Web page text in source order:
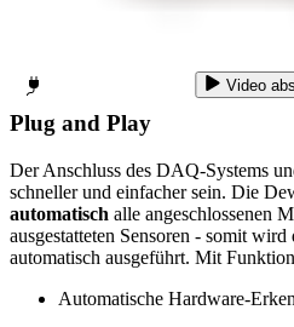
Video
Plug and Play
Der Anschluss des DAQ-Systems
schneller und einfacher sein. Die
automatisch alle angeschlossenen
ausgestatteten Sensoren - somit
automatisch ausgeführt. Mit
Automatische Hardware-